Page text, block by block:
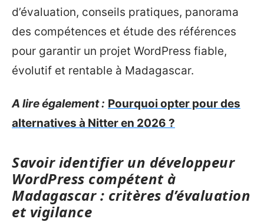
d’évaluation, conseils pratiques, panorama
des compétences et étude des références
pour garantir un projet WordPress fiable,
évolutif et rentable à Madagascar.
A lire également : Pourquoi opter pour des
alternatives à Nitter en 2026 ?
Savoir identifier un développeur
WordPress compétent à
Madagascar : critères d’évaluation
et vigilance